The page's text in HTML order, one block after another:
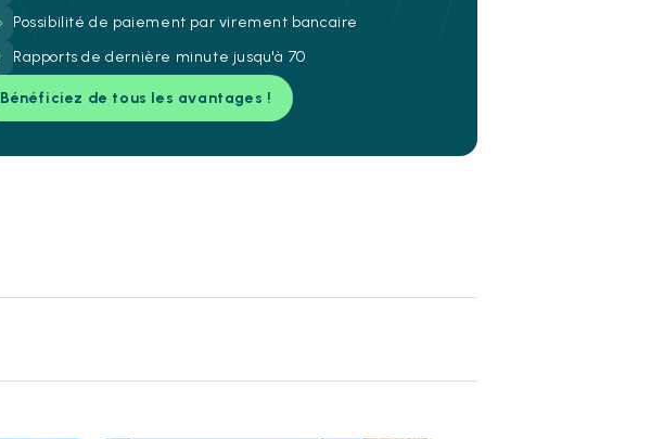
Possibilité de paiement par virement bancaire
Rapports de dernière minute jusqu'à 70
Bénéficiez de tous les avantages !